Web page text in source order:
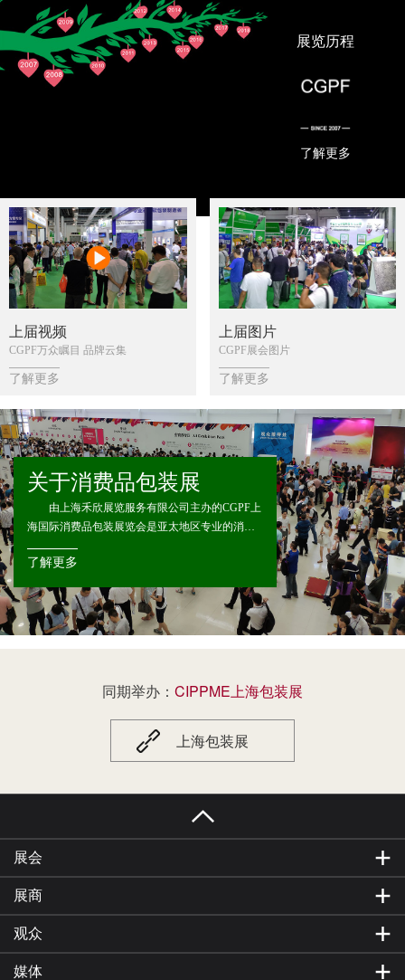
展览历程
了解更多
上届视频
CGPF万众瞩目 品牌云集
了解更多
上届图片
CGPF展会图片
了解更多
关于消费品包装展
由上海禾欣展览服务有限公司主办的CGPF上
海国际消费品包装展览会是亚太地区专业的消费
品包装展览会，CGPF立足全球著名的贸易中心上
海，辐射亚洲、欧洲、美洲、非洲等快速发展的
制品、包装材料及相关包装机械设备，为展商和
国内外采购商提供一站式的消费品包装贸易、采
办，650+包装品牌参展商，60000+消费品品牌
商、生产制造厂家、加工厂家、OEM/ODM/OBM
厂家及消费品行业代理商、批发商、分销商、零
售商等一起见证CGPF上海国际消费品包装展览会
的包装解决方案在这里交流和碰撞，书写着全国
了解更多
同期举办： CIPPME上海包装展
上海包装展
展会
展商
观众
媒体